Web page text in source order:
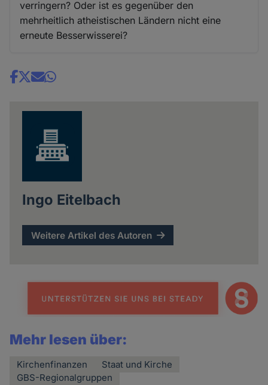
verringern? Oder ist es gegenüber den
mehrheitlich atheistischen Ländern nicht eine
erneute Besserwisserei?
Share
Ingo Eitelbach
Weitere Artikel des Autoren
Mehr lesen über:
Kirchenfinanzen
Staat und Kirche
GBS-Regionalgruppen